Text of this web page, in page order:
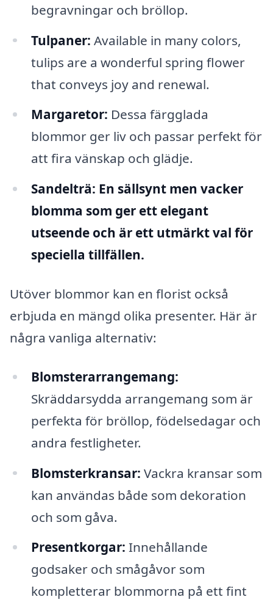
begravningar och bröllop.
Tulpaner: Available in many colors,
tulips are a wonderful spring flower
that conveys joy and renewal.
Margaretor: Dessa färgglada
blommor ger liv och passar perfekt för
att fira vänskap och glädje.
Sandelträ: En sällsynt men vacker
blomma som ger ett elegant
utseende och är ett utmärkt val för
speciella tillfällen.
Utöver blommor kan en florist också
erbjuda en mängd olika presenter. Här är
några vanliga alternativ:
Blomsterarrangemang:
Skräddarsydda arrangemang som är
perfekta för bröllop, födelsedagar och
andra festligheter.
Blomsterkransar: Vackra kransar som
kan användas både som dekoration
och som gåva.
Presentkorgar: Innehållande
godsaker och smågåvor som
kompletterar blommorna på ett fint